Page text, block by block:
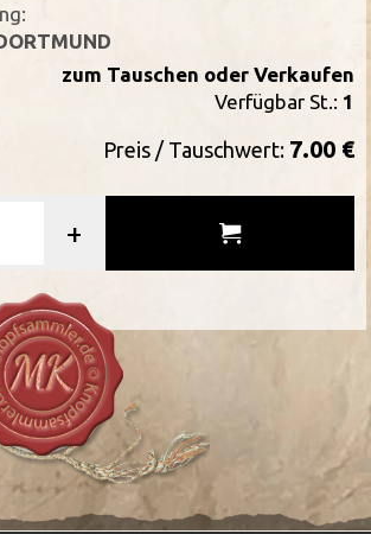
zum Tauschen oder Verkaufen
Verfügbar St.: 1
Preis / Tauschwert: 7.00 €
+